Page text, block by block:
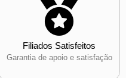
Filiados Satisfeitos
Garantia de apoio e satisfação